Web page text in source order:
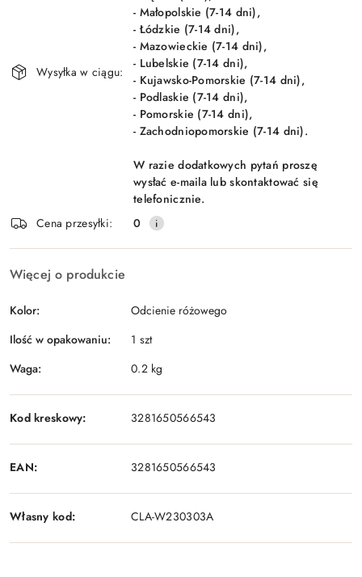
Wysyłka w ciągu:
- Małopolskie (7-14 dni),
- Łódzkie (7-14 dni),
- Mazowieckie (7-14 dni),
- Lubelskie (7-14 dni),
- Kujawsko-Pomorskie (7-14 dni),
- Podlaskie (7-14 dni),
- Pomorskie (7-14 dni),
- Zachodniopomorskie (7-14 dni).
W razie dodatkowych pytań proszę
wysłać e-maila lub skontaktować się
telefonicznie.
Cena przesyłki:
0
Więcej o produkcie
Kolor:
Odcienie różowego
Ilość w opakowaniu:
1 szt
Waga:
0.2 kg
Kod kreskowy: 3281650566543
EAN: 3281650566543
Własny kod: CLA-W230303A